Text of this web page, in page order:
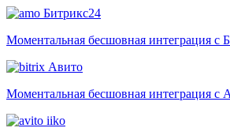
Битрикс24
Моментальная бесшовная интеграция с
Авито
Моментальная бесшовная интеграция с
iiko